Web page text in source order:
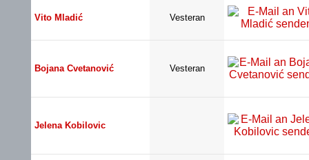
Vito Mladić Vesteran
Bojana Cvetanović Vesteran
Jelena Kobilovic